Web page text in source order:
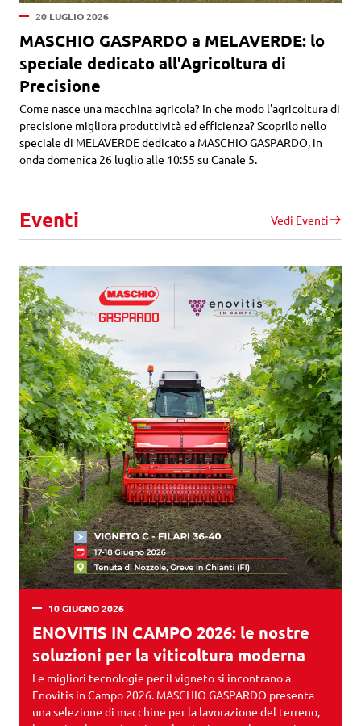
20 LUGLIO 2026
MASCHIO GASPARDO a MELAVERDE: lo
speciale dedicato all'Agricoltura di
Precisione
Come nasce una macchina agricola? In che modo l'agricoltura di
precisione migliora produttività ed efficienza? Scoprilo nello
speciale di MELAVERDE dedicato a MASCHIO GASPARDO, in
onda domenica 26 luglio alle 10:55 su Canale 5.
Eventi Vedi Eventi
10 GIUGNO 2026
ENOVITIS IN CAMPO 2026: le nostre
soluzioni per la viticoltura moderna
Le migliori tecnologie per il vigneto si incontrano a
Enovitis in Campo 2026. MASCHIO GASPARDO presenta
una selezione di macchine per la lavorazione del terreno,